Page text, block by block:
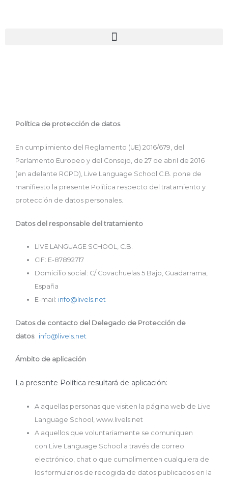
Política de protección de datos
En cumplimiento del Reglamento (UE) 2016/679, del
Parlamento Europeo y del Consejo, de 27 de abril de 2016
(en adelante RGPD), Live Language School C.B. pone de
manifiesto la presente Política respecto del tratamiento y
protección de datos personales.
Datos del responsable del tratamiento
LIVE LANGUAGE SCHOOL, C.B.
CIF: E-87892717
Domicilio social: C/ Covachuelas 5 Bajo, Guadarrama,
España
E-mail: info@livels.net
Datos de contacto del Delegado de Protección de
datos: info@livels.net
Ámbito de aplicación
La presente Política resultará de aplicación:
A aquellas personas que visiten la página web de Live
Language School, www.livels.net
A aquellos que voluntariamente se comuniquen
con Live Language School a través de correo
electrónico, chat o que cumplimenten cualquiera de
los formularios de recogida de datos publicados en la